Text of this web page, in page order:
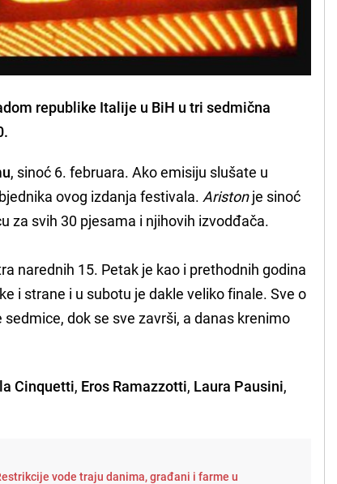
republike Italije u BiH u tri sedmična
, sinoć 6. februara. Ako emisiju slušate u
ovog izdanja festivala. Aristonje sinoć
za svih 30 pjesama i njihovih izvodđača.
narednih 15. Petak je kao i prethodnih godina
i strane i u subotu je dakle veliko finale. Sve o
dok se sve završi, a danas krenimo
Cinquetti, Eros Ramazzotti, Laura Pausini,
vode traju danima, građani i farme u